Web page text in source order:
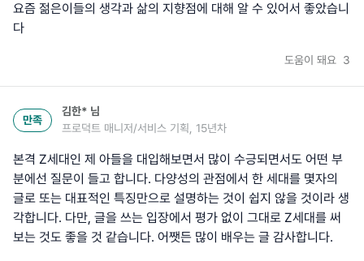
요즘 젊은이들의 생각과 삶의 지향점에 대해 알 수 있어서 좋았습니
다
도움이 돼요 3
만족
김한* 님
프로덕트 매니저/서비스 기획, 15년차
본격 Z세대인 제 아들을 대입해보면서 많이 수긍되면서도 어떤 부
분에선 질문이 들고 합니다. 다양성의 관점에서 한 세대를 몇자의
글로 또는 대표적인 특징만으로 설명하는 것이 쉽지 않을 것이라 생
각합니다. 다만, 글을 쓰는 입장에서 평가 없이 그대로 Z세대를 써
보는 것도 좋을 것 같습니다. 어쨋든 많이 배우는 글 감사합니다.